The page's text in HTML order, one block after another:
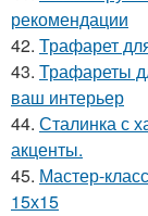
рекомендации
42. Трафарет
43. Трафареты
ваш интерьер
44. Сталинка с
акценты.
45. Мастер-
15х15